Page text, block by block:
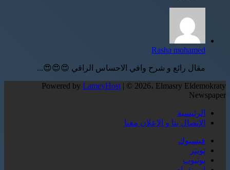
Rasha mohamed
مقال رائع و شرح وافي الاحساس الراقي 😍😍😍...
Powered by LameyHost| © 2026، Elmasry Eldemokraty
Newspaper
الرئيسية
الإتصال بنا و الإعلان معنا
فيسبوك
تويتر
يوتيوب